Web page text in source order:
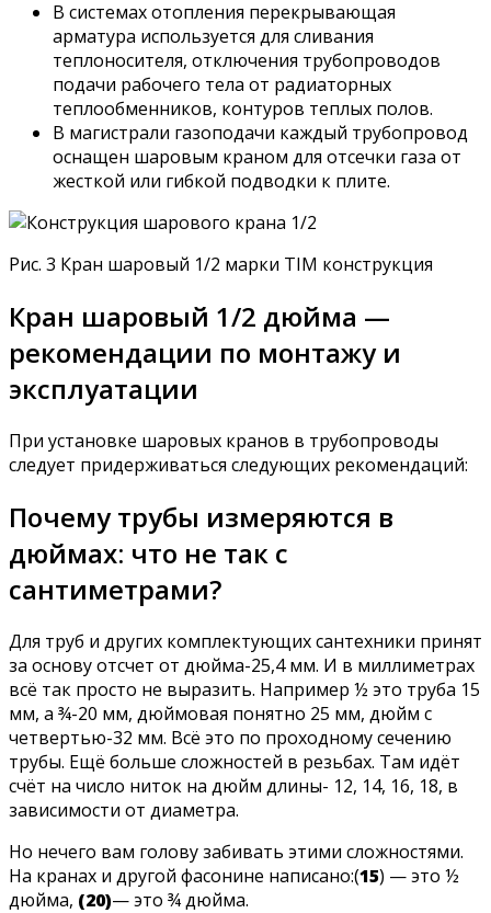
В системах отопления перекрывающая
арматура используется для сливания
теплоносителя, отключения трубопроводов
подачи рабочего тела от радиаторных
теплообменников, контуров теплых полов.
В магистрали газоподачи каждый трубопровод
оснащен шаровым краном для отсечки газа от
жесткой или гибкой подводки к плите.
Рис. 3 Кран шаровый 1/2 марки TIM конструкция
Кран шаровый 1/2 дюйма —
рекомендации по монтажу и
эксплуатации
При установке шаровых кранов в трубопроводы
следует придерживаться следующих рекомендаций:
Почему трубы измеряются в
дюймах: что не так с
сантиметрами?
Для труб и других комплектующих сантехники принят
за основу отсчет от дюйма-25,4 мм. И в миллиметрах
всё так просто не выразить. Например ½ это труба 15
мм, а ¾-20 мм, дюймовая понятно 25 мм, дюйм с
четвертью-32 мм. Всё это по проходному сечению
трубы. Ещё больше сложностей в резьбах. Там идёт
счёт на число ниток на дюйм длины- 12, 14, 16, 18, в
зависимости от диаметра.
Но нечего вам голову забивать этими сложностями.
На кранах и другой фасонине написано:(15) — это ½
дюйма, (20)— это ¾ дюйма.